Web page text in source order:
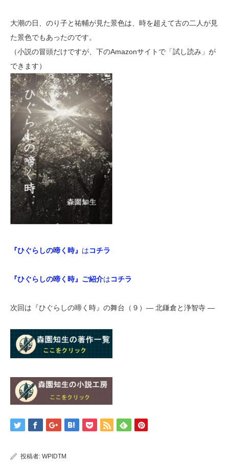
大潮の日、のり子と祐輔が見た景色は、時を超えて古の二人が見
た景色でもあったのです。
（小説の冒頭だけですが、下のAmazonサイトで「試し読み」が
できます）
『ひぐらしの啼く時』 はコチラ
『ひぐらしの啼く時』ご紹介はコチラ
次回は『ひぐらしの啼く時』の舞台（９）― 北鎌倉と浄智寺 ―
投稿者: WPIDTM